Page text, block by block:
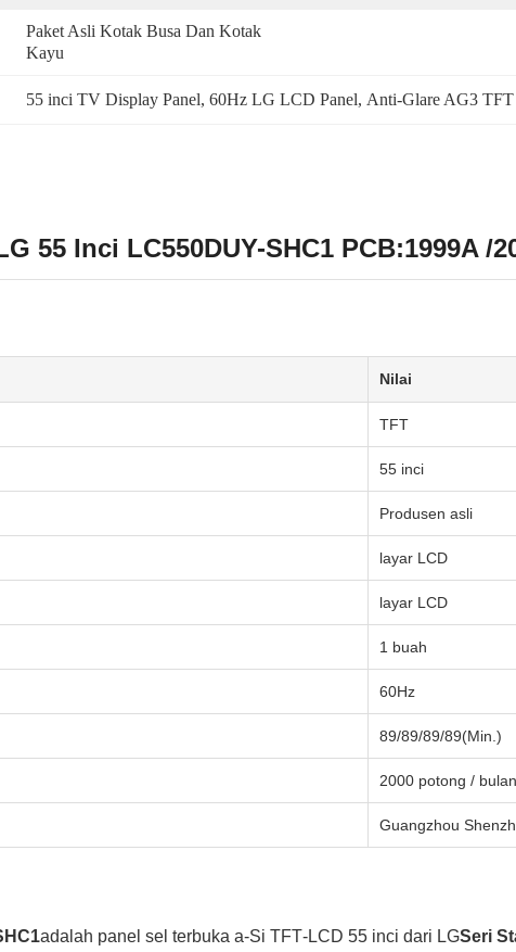
Paket Asli Kotak Busa Dan Kotak
Kayu
55 inci TV Display Panel, 60Hz LG LCD Panel, Anti-Glare AG3 TFT
55 Inci LC550DUY-SHC1 PCB:1999A /
Nilai
TFT
55 inci
Produsen asli
layar LCD
layar LCD
1 buah
60Hz
89/89/89/89(Min.)
2000 potong / bulan
Guangzhou
adalah panel sel terbuka a‑Si TFT‑LCD 55 inci dari LGSeri